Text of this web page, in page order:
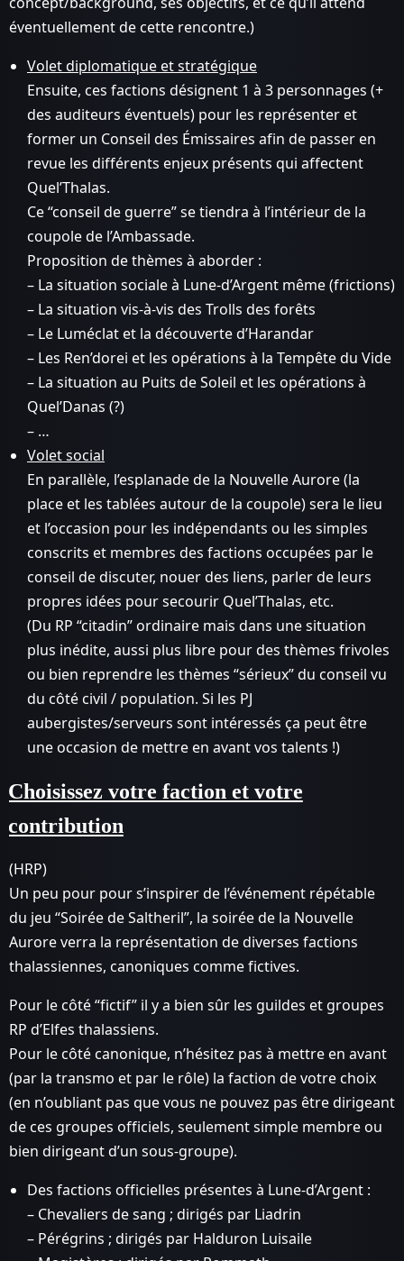
éventuellement de cette rencontre.)
Volet diplomatique et stratégique
Ensuite, ces factions désignent 1 à 3 personnages (+
des auditeurs éventuels) pour les représenter et
former un Conseil des Émissaires afin de passer en
revue les différents enjeux présents qui affectent
Quel’Thalas.
Ce “conseil de guerre” se tiendra à l’intérieur de la
coupole de l’Ambassade.
Proposition de thèmes à aborder :
– La situation sociale à Lune-d’Argent même (frictions)
– La situation vis-à-vis des Trolls des forêts
– Le Luméclat et la découverte d’Harandar
– Les Ren’dorei et les opérations à la Tempête du Vide
– La situation au Puits de Soleil et les opérations à
Quel’Danas (?)
– …
Volet social
En parallèle, l’esplanade de la Nouvelle Aurore (la
place et les tablées autour de la coupole) sera le lieu
et l’occasion pour les indépendants ou les simples
conscrits et membres des factions occupées par le
conseil de discuter, nouer des liens, parler de leurs
propres idées pour secourir Quel’Thalas, etc.
(Du RP “citadin” ordinaire mais dans une situation
plus inédite, aussi plus libre pour des thèmes frivoles
ou bien reprendre les thèmes “sérieux” du conseil vu
du côté civil / population. Si les PJ
aubergistes/serveurs sont intéressés ça peut être
une occasion de mettre en avant vos talents !)
Choisissez votre faction et votre
contribution
(HRP)
Un peu pour pour s’inspirer de l’événement répétable
du jeu “Soirée de Saltheril”, la soirée de la Nouvelle
Aurore verra la représentation de diverses factions
thalassiennes, canoniques comme fictives.
Pour le côté “fictif” il y a bien sûr les guildes et groupes
RP d’Elfes thalassiens.
Pour le côté canonique, n’hésitez pas à mettre en avant
(par la transmo et par le rôle) la faction de votre choix
(en n’oubliant pas que vous ne pouvez pas être dirigeant
de ces groupes officiels, seulement simple membre ou
bien dirigeant d’un sous-groupe).
Des factions officielles présentes à Lune-d’Argent :
– Chevaliers de sang ; dirigés par Liadrin
– Pérégrins ; dirigés par Halduron Luisaile